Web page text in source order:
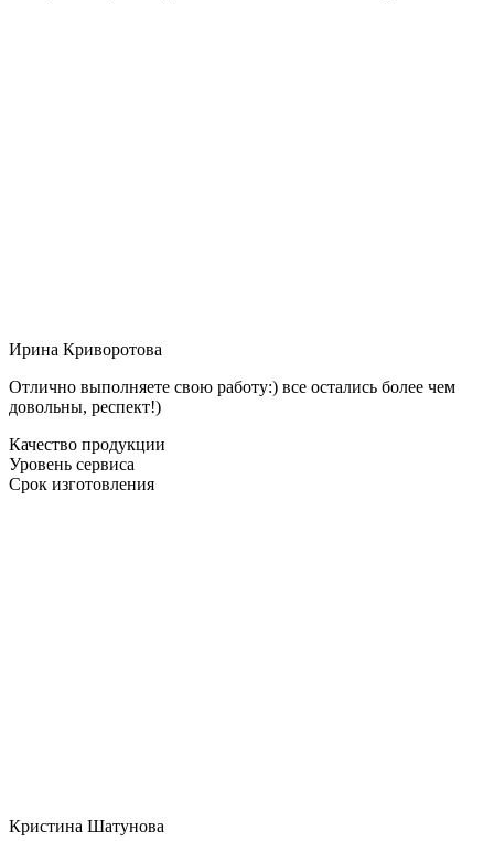
Ирина Криворотова
Отлично выполняете свою работу:) все остались более чем
довольны, респект!)
Качество продукции
Уровень сервиса
Срок изготовления
Кристина Шатунова